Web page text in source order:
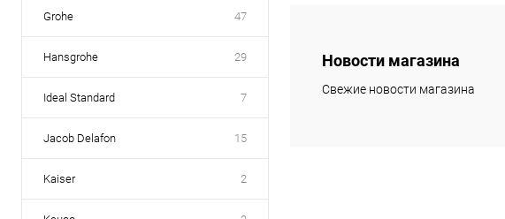
Grohe 47
Hansgrohe 29
Ideal Standard 7
Jacob Delafon 15
Kaiser 2
Купить в 1 клик
Новости магазина
Свежие новости магазина